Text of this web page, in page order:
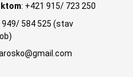
: +421 915/ 723 250
949/ 584 525 (stav